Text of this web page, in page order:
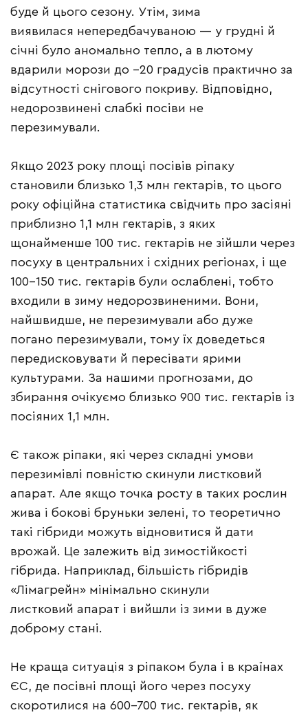
буде й цього сезону. Утім, зима
виявилася непередбачуваною — у грудні й
січні було аномально тепло, а в лютому
вдарили морози до –20 градусів практично за
відсутності снігового покриву. Відповідно,
недорозвинені слабкі посіви не
перезимували.
Якщо 2023 року площі посівів ріпаку
становили близько 1,3 млн гектарів, то цього
року офіційна статистика свідчить про засіяні
приблизно 1,1 млн гектарів, з яких
щонайменше 100 тис. гектарів не зійшли через
посуху в центральних і східних регіонах, і ще
100–150 тис. гектарів були ослаблені, тобто
входили в зиму недорозвиненими. Вони,
найшвидше, не перезимували або дуже
погано перезимували, тому їх доведеться
передисковувати й пересівати ярими
культурами. За нашими прогнозами, до
збирання очікуємо близько 900 тис. гектарів із
посіяних 1,1 млн.
Є також ріпаки, які через складні умови
перезимівлі повністю скинули листковий
апарат. Але якщо точка росту в таких рослин
жива і бокові бруньки зелені, то теоретично
такі гібриди можуть відновитися й дати
врожай. Це залежить від зимостійкості
гібрида. Наприклад, більшість гібридів
«Лімагрейн» мінімально скинули
листковий апарат і вийшли із зими в дуже
доброму стані.
Не краща ситуація з ріпаком була і в країнах
ЄС, де посівні площі його через посуху
скоротилися на 600–700 тис. гектарів, як